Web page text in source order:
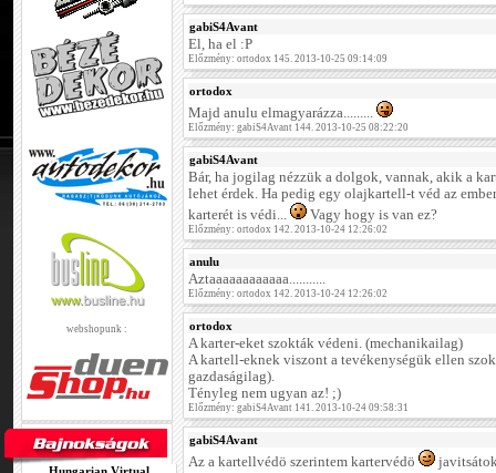
webshopunk :
gabiS4Avant
El, ha el :P
Előzmény: ortodox 145. 2013-10-25 09:14:09
ortodox
Majd anulu elmagyarázza.........
Előzmény: gabiS4Avant 144. 2013-10-25 08:22:20
gabiS4Avant
Bár, ha jogilag nézzük a dolgok, vannak, akik a
lehet érdek. Ha pedig egy olajkartell-t véd az
karterét is védi...
Vagy hogy is van ez?
Előzmény: ortodox 142. 2013-10-24 12:26:02
anulu
Aztaaaaaaaaaaaa...........
Előzmény: ortodox 142. 2013-10-24 12:26:02
ortodox
A karter-eket szokták védeni. (mechanikailag)
A kartell-eknek viszont a tevékenységük ellen
gazdaságilag).
Tényleg nem ugyan az! ;)
Előzmény: gabiS4Avant 141. 2013-10-24 09:58:31
gabiS4Avant
Az a kartellvédö szerintem kartervédö